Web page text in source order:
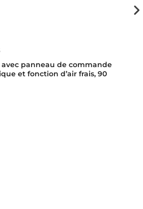
panneau de commande
et fonction d’air frais, 90